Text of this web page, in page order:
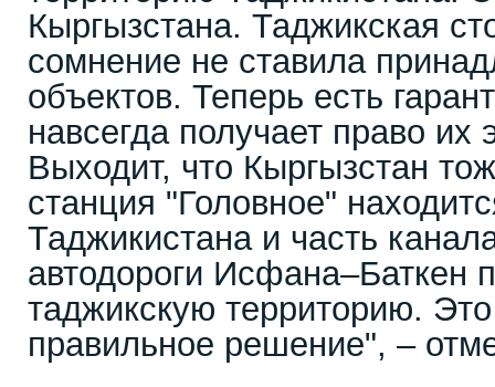
Кыргызстана. Таджикская
сомнение не ставила
объектов. Теперь есть
навсегда получает право их
Выходит, что Кыргызстан
станция "Головное"
Таджикистана и часть
автодороги Исфана–Баткен
таджикскую территорию.
правильное решение", –